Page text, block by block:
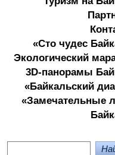
«Сто чудес
Экологичеcкий
3D-панорамы
«Байкальский
«Замечательные